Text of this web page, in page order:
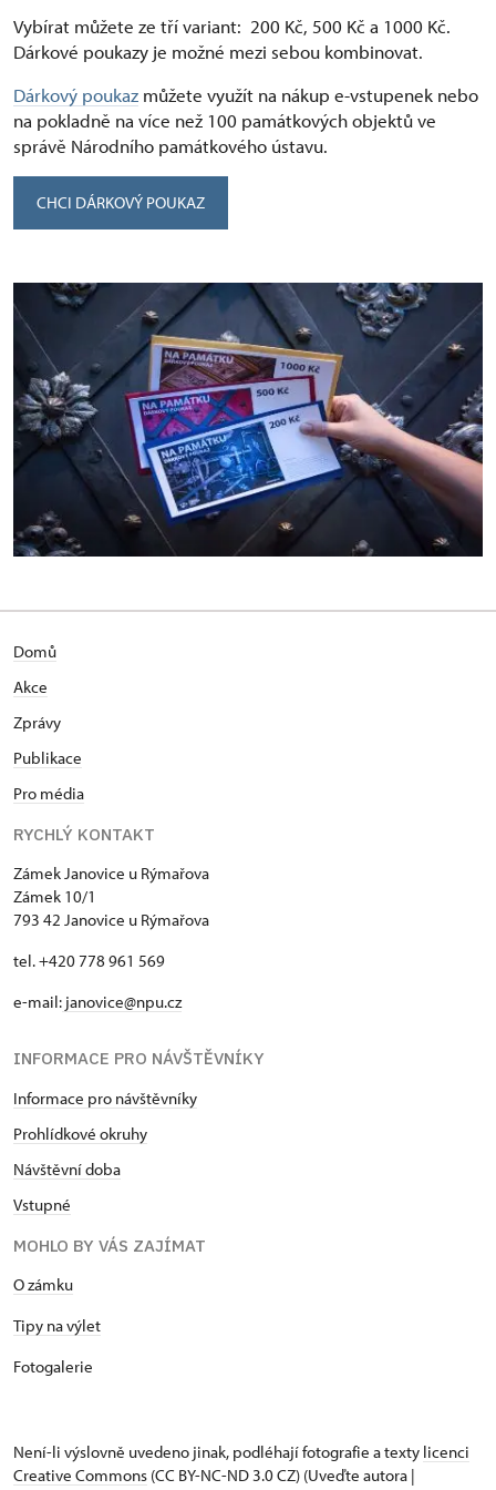
Vybírat můžete ze tří variant: ⁠ 200 Kč, 500 Kč a 1000 Kč.
Dárkové poukazy je možné mezi sebou kombinovat.
Dárkový poukaz můžete využít na nákup e-vstupenek nebo
na pokladně na více než 100 památkových objektů ve
správě Národního památkového ústavu.
CHCI DÁRKOVÝ POUKAZ
Domů
Akce
Zprávy
Publikace
Pro média
RYCHLÝ KONTAKT
Zámek Janovice u Rýmařova
Zámek 10/1
793 42 Janovice u Rýmařova
tel. +420 778 961 569
e-mail: janovice@npu.cz
INFORMACE PRO NÁVŠTĚVNÍKY
Informace pro návštěvníky
Prohlídkové okruhy
Návštěvní doba
Vstupné
MOHLO BY VÁS ZAJÍMAT
O zámku
Tipy na výlet
Fotogalerie
Není-li výslovně uvedeno jinak, podléhají fotografie a texty licenci
Creative Commons (CC BY-NC-ND 3.0 CZ) (Uveďte autora |